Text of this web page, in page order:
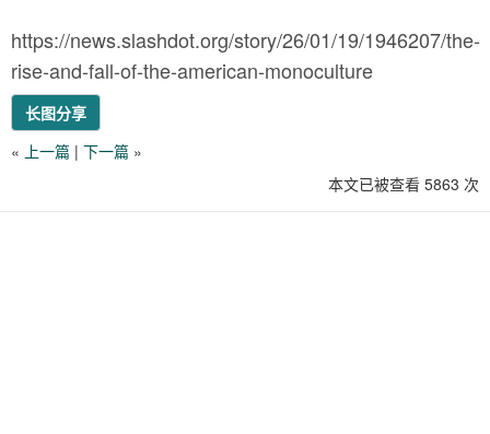
https://news.slashdot.org/story/26/01/19/1946207/the-
rise-and-fall-of-the-american-monoculture
长图分享
« 上一篇 | 下一篇 »
本文已被查看 5863 次